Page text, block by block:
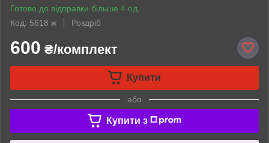
Готово до відправки більше 4 од.
Код: 5618 ж
Роздріб
600 ₴/комплект
Купити
або
Купити з